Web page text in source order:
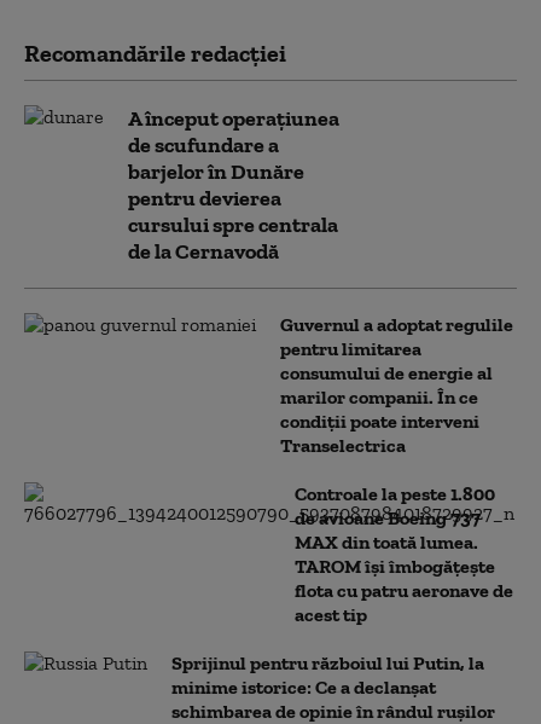
Recomandările redacţiei
A început operațiunea
de scufundare a
barjelor în Dunăre
pentru devierea
cursului spre centrala
de la Cernavodă
Guvernul a adoptat regulile
pentru limitarea
consumului de energie al
marilor companii. În ce
condiții poate interveni
Transelectrica
Controale la peste 1.800
de avioane Boeing 737
MAX din toată lumea.
TAROM își îmbogățește
flota cu patru aeronave de
acest tip
Sprijinul pentru războiul lui Putin, la
minime istorice: Ce a declanșat
schimbarea de opinie în rândul rușilor